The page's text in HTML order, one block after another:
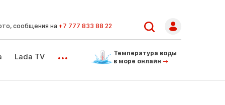
сообщения на +7 777 833 88 22
Lada TV ...
Температура воды
в море онлайн